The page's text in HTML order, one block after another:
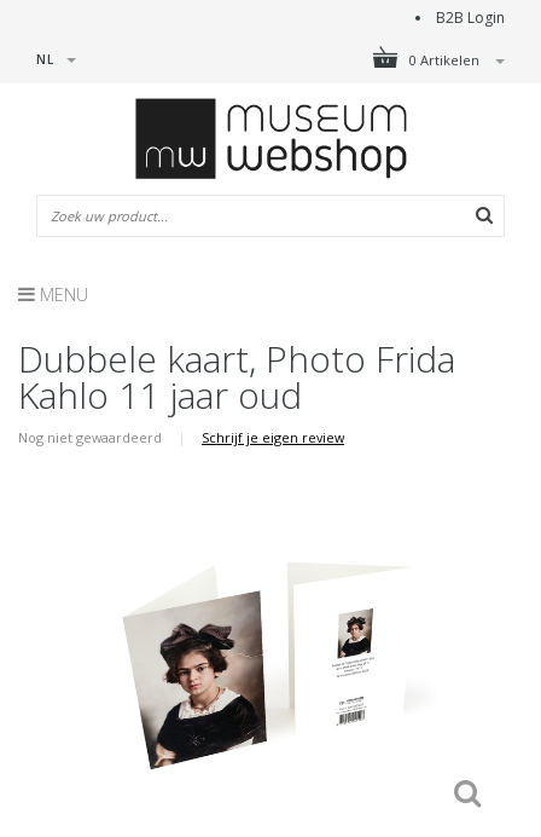
B2B Login
0 Artikelen
NL
MENU
Dubbele kaart, Photo Frida
Kahlo 11 jaar oud
Nog niet gewaardeerd | Schrijf je eigen review